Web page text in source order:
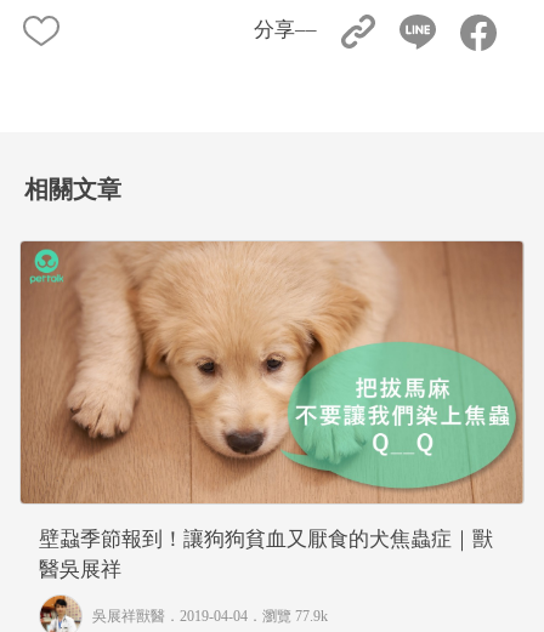
分享––
相關文章
壁蝨季節報到！讓狗狗貧血又厭食的犬焦蟲症｜獸
醫吳展祥
吳展祥獸醫 ．2019-04-04． 瀏覽 77.9k